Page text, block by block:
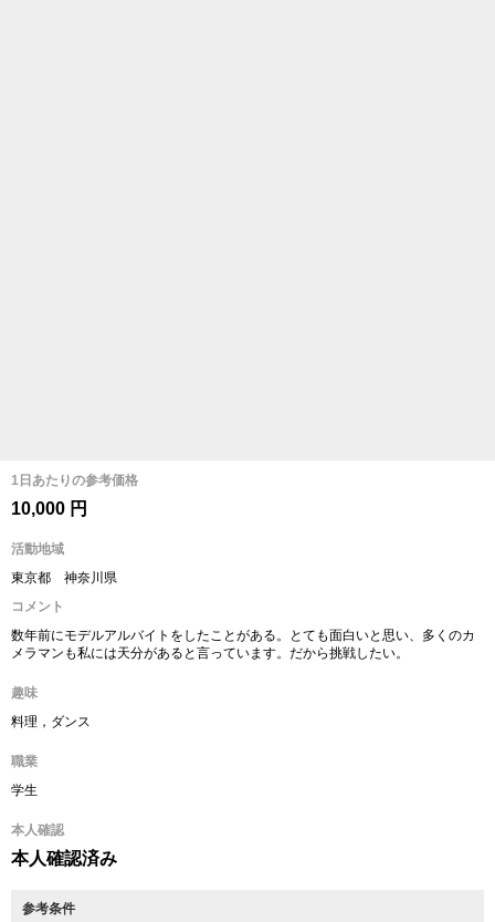
1日あたりの参考価格
10,000 円
活動地域
東京都 神奈川県
コメント
数年前にモデルアルバイトをしたことがある。とても面白いと思い、多くのカ
メラマンも私には天分があると言っています。だから挑戦したい。
趣味
料理，ダンス
職業
学生
本人確認
本人確認済み
参考条件